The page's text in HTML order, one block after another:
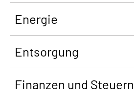
Energie
Entsorgung
Finanzen und Steuern